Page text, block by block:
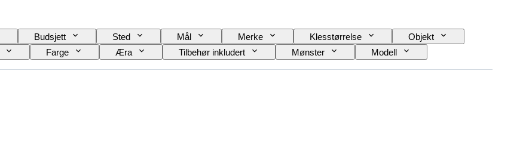
Budsjett Sted Mål Merke Klesstørrelse
Objekt
Farge Æra Tilbehør inkludert Mønster Modell